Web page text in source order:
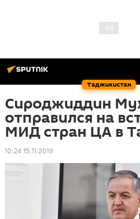
Таджикистан
Сироджиддин
отправился на
МИД стран ЦА в
10:24 15.11.2019